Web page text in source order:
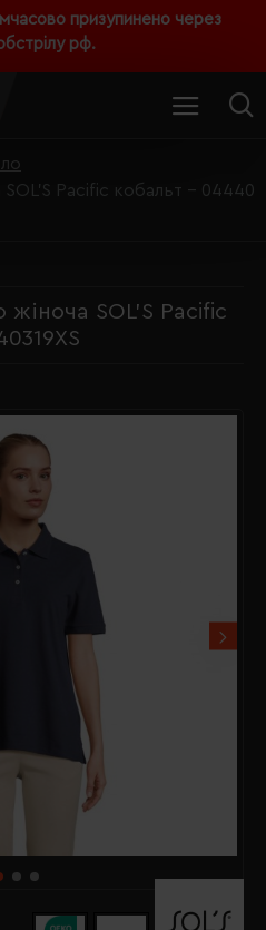
призупинено через
рф.
Pacific кобальт - 04440
SOL’S Pacific